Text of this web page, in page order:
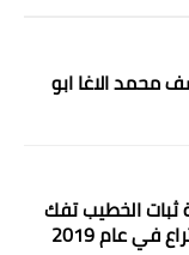
محمد الاغا ابو
ثبات الخطيب تفك
لغز الزهايمر وتتوج ببراءة اختراع في عام 2019